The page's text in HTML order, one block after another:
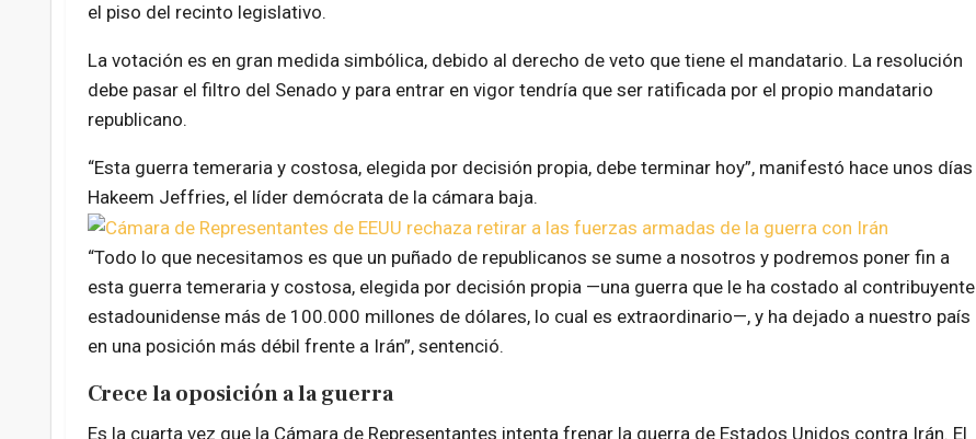
el piso del recinto legislativo.
La votación es en gran medida simbólica, debido al derecho de veto que tiene el mandatario. La resolución
debe pasar el filtro del Senado y para entrar en vigor tendría que ser ratificada por el propio mandatario
republicano.
“Esta guerra temeraria y costosa, elegida por decisión propia, debe terminar hoy”, manifestó hace unos días
Hakeem Jeffries, el líder demócrata de la cámara baja.
“Todo lo que necesitamos es que un puñado de republicanos se sume a nosotros y podremos poner fin a
esta guerra temeraria y costosa, elegida por decisión propia —una guerra que le ha costado al contribuyente
estadounidense más de 100.000 millones de dólares, lo cual es extraordinario—, y ha dejado a nuestro país
en una posición más débil frente a Irán”, sentenció.
Crece la oposición a la guerra
Es la cuarta vez que la Cámara de Representantes intenta frenar la guerra de Estados Unidos contra Irán. El